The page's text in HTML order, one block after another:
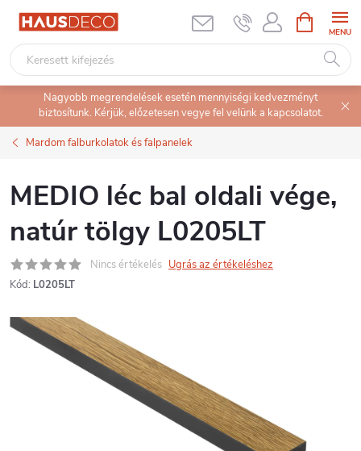
Ugrás
tartalomhoz
KOSÁR
Nagyobb megrendelések esetén mennyiségi kedvezményt
biztosítunk. Kérjük, előzetesen vegye fel velünk a kapcsolatot.
Mardom falburkolatok és falpanelek
MEDIO léc bal oldali vége,
natúr tölgy L0205LT
Nincs értékelés Ugrás az értékeléshez
Kód: L0205LT